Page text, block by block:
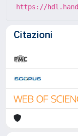
https://
Citazioni